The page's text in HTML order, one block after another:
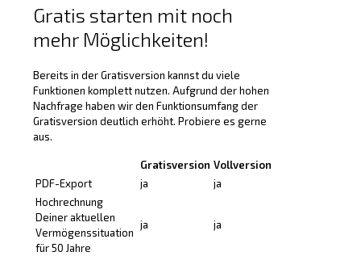
Gratis starten mit noch
mehr Möglichkeiten!
Bereits in der Gratisversion kannst du viele
Funktionen komplett nutzen. Aufgrund der hohen
Nachfrage haben wir den Funktionsumfang der
Gratisversion deutlich erhöht. Probiere es gerne
aus.
Gratisversion Vollversion
PDF-Export
ja
ja
Hochrechnung
Deiner aktuellen
Vermögenssituation
für 50 Jahre
ja ja